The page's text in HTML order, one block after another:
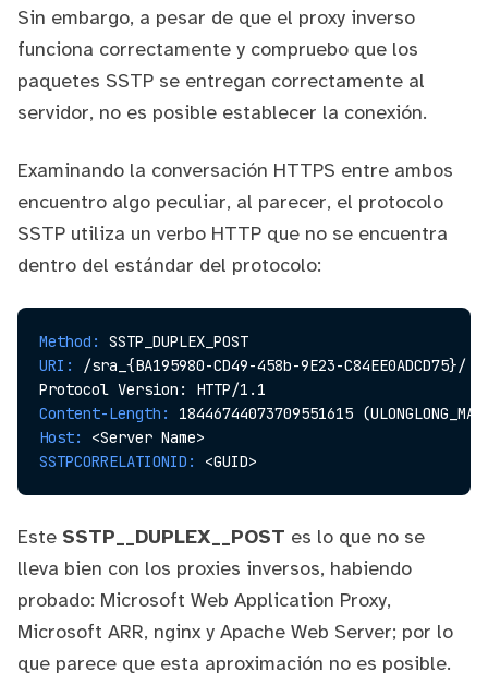
Sin embargo, a pesar de que el proxy inverso
funciona correctamente y compruebo que los
paquetes SSTP se entregan correctamente al
servidor, no es posible establecer la conexión.
Examinando la conversación HTTPS entre ambos
encuentro algo peculiar, al parecer, el protocolo
SSTP utiliza un verbo HTTP que no se encuentra
dentro del estándar del protocolo:
Method:
URI:
/sra_{BA195980-CD49-458b-9E23-C84EE0ADCD75}/
Content-Length:
Host:
SSTPCORRELATIONID:
Este SSTP__DUPLEX__POST es lo que no se
lleva bien con los proxies inversos, habiendo
probado: Microsoft Web Application Proxy,
Microsoft ARR, nginx y Apache Web Server; por lo
que parece que esta aproximación no es posible.